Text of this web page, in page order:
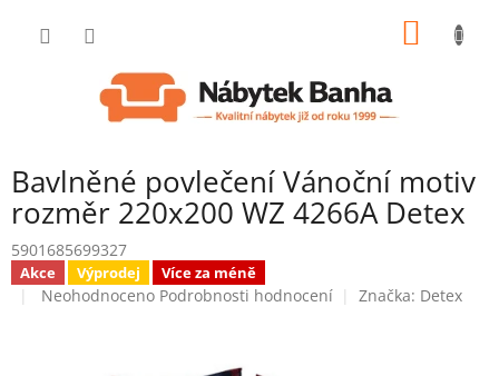
Bavlněné povlečení Vánoční motiv
rozměr 220x200 WZ 4266A Detex
5901685699327
Akce Výprodej Více za méně
Průměrné
Neohodnoceno Podrobnosti hodnocení Značka: Detex